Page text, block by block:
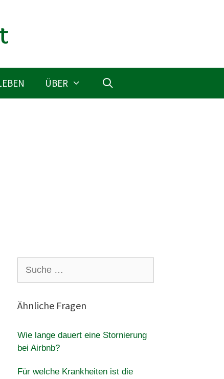
ÜBER
nach:
Ähnliche Fragen
Wie lange dauert eine Stornierung
bei Airbnb?
Für welche Krankheiten ist die